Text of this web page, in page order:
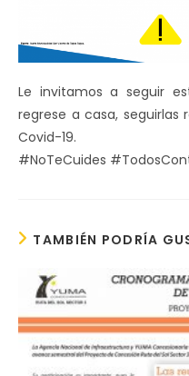
Le invitamos a seguir
regrese a casa,
Covid-19.
#NoTeCuides
TAMBIÉN PODRÍA